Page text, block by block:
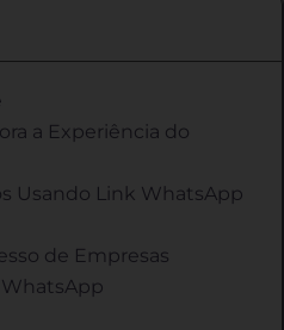
a Experiência do
Usando Link WhatsApp
de Empresas